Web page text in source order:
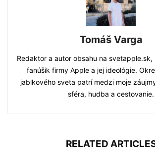
Tomáš Varga
Redaktor a autor obsahu na
fanúšik firmy Apple a jej ideológie.
jablkového sveta patrí medzi moje
sféra, hudba a cestovanie.
RELATED